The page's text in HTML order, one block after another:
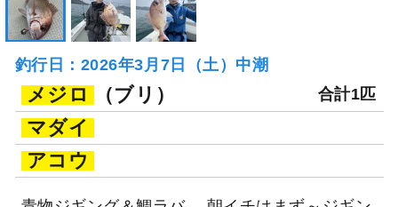
釣行日：2026年3月7日（土）中潮
メジロ （ブリ） 合計1匹
マダイ
アコウ